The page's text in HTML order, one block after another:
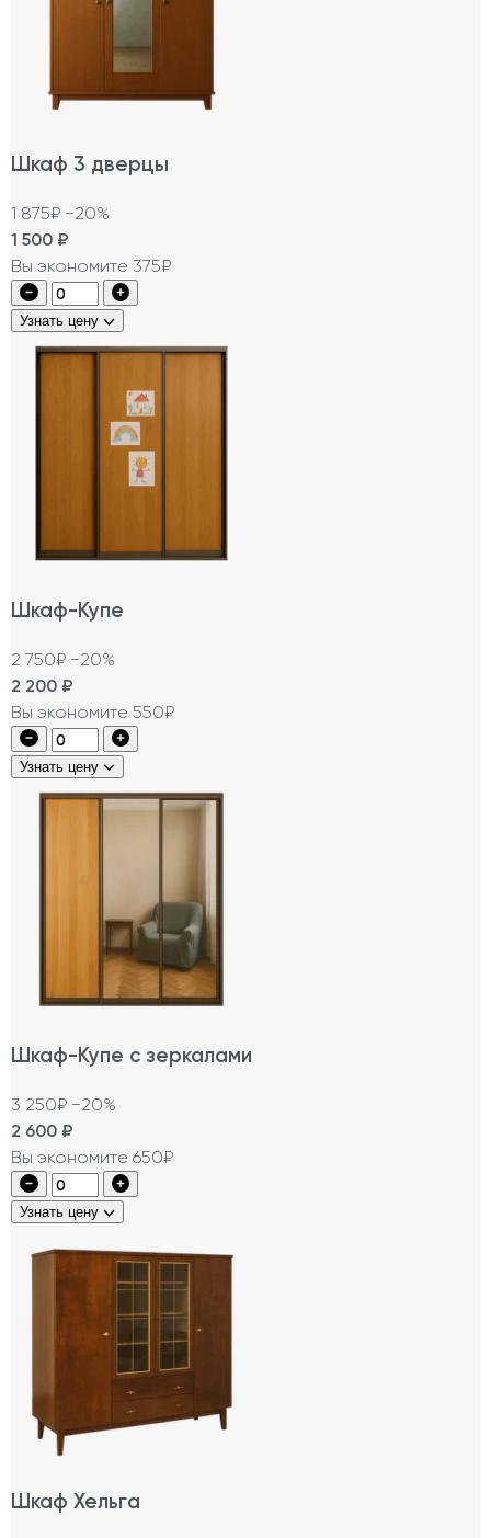
Шкаф 3 дверцы
1 875₽ −20%
1 500 ₽
Вы экономите 375₽
Узнать цену
Шкаф-Купе
2 750₽ −20%
2 200 ₽
Вы экономите 550₽
Узнать цену
Шкаф-Купе с зеркалами
3 250₽ −20%
2 600 ₽
Вы экономите 650₽
Узнать цену
Шкаф Хельга